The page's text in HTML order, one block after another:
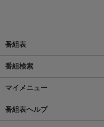
番組表
番組検索
マイメニュー
番組表ヘルプ